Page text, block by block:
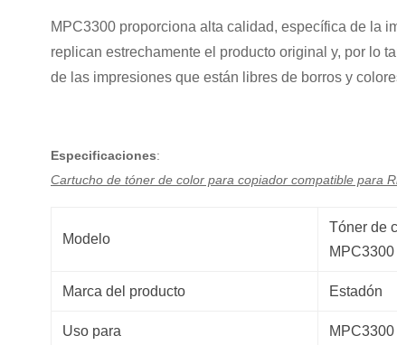
MPC3300 proporciona alta calidad, específica de la
replican estrechamente el producto original y, por lo
de las impresiones que están libres de borros y
Especificaciones:
Cartucho de tóner de color para copiador compatible para
Modelo
Tóner de
Marca del producto Estadón
Uso para